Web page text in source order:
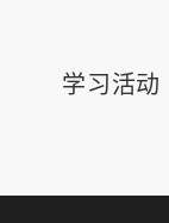
学习活动